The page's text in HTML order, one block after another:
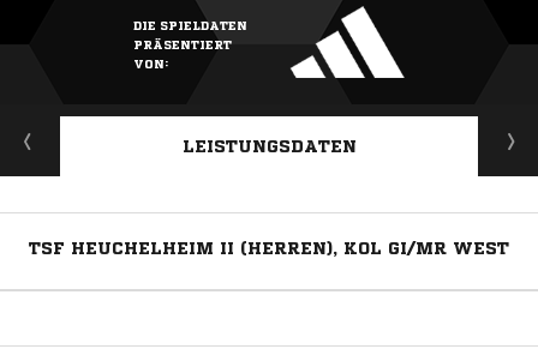
DIE SPIELDATEN
PRÄSENTIERT
VON:
LEISTUNGSDATEN
TSF HEUCHELHEIM II (HERREN), KOL GI/MR WEST